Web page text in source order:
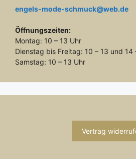
engels-mode-schmuck@web.de
Öffnungszeiten:
Montag: 10 – 13 Uhr
Dienstag bis Freitag: 10 – 13 und 14
Samstag: 10 – 13 Uhr
Vertrag